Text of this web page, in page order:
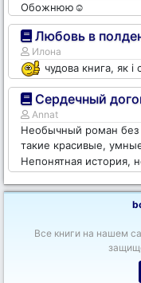
Обожнюю☺️
Любовь в
Илона
чудова книга, як і
Сердечный
Annat
Необычный роман без
такие красивые,
Непонятная история,
Все книги на нашем